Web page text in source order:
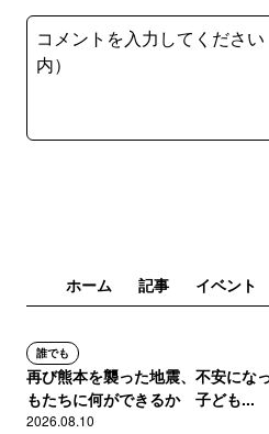
ホーム 記事 イベント
誰でも
再び熊本を襲った地震、不安にな
もたちに何ができるか 子ども...
2026.08.10